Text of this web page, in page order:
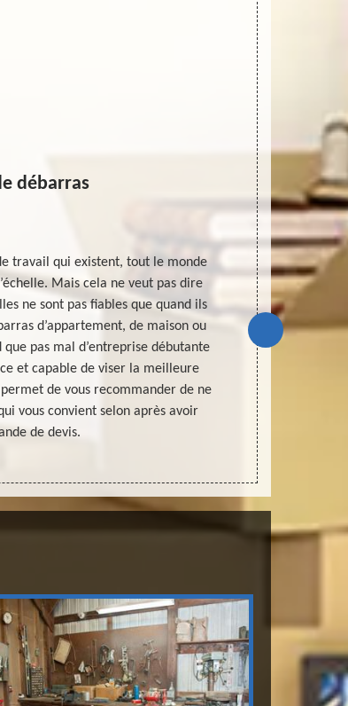
débarras
travail qui existent, tout le monde
Mais cela ne veut pas dire
ne sont pas fiables que quand ils
d’appartement, de maison ou
que pas mal d’entreprise débutante
et capable de viser la meilleure
de vous recommander de ne
vous convient selon après avoir
de devis.
Chers
Débarras
entreprise
et toute